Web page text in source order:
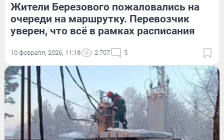
Жители Березового пожаловались на
очереди на маршрутку. Перевозчик
уверен, что всё в рамках расписания
10 февраля, 2026, 11:18 2 707 5